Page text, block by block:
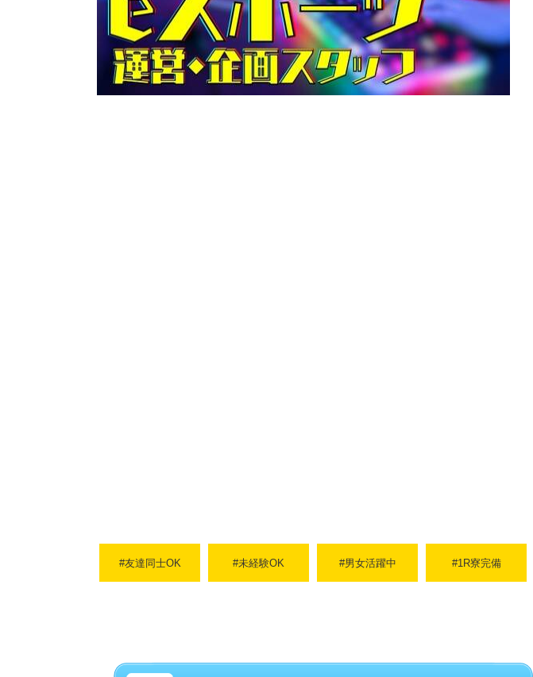
#友達同士OK #未経験OK #男女活躍中 #1R寮完備